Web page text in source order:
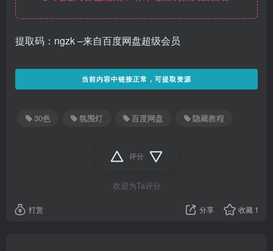
提取码：ngzk –来自百度网盘超级会员
当前内容中链接正常，可提取资源
30色 氛围灯 百度网盘 隐藏教程
评分
欢迎为Ta评分
打赏 分享 收藏 1